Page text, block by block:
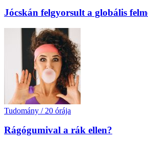
Jócskán felgyorsult a globális
Tudomány / 20 órája
Rágógumival a rák ellen?